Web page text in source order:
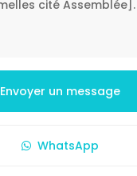
Envoyer un message
WhatsApp